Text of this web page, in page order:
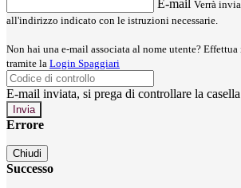
E-mail Verrà
all'indirizzo indicato con le istruzioni necessarie.
Non hai una e-mail associata al nome utente?
tramite la Login Spaggiari
E-mail inviata, si prega di controllare la
Errore
Chiudi
Successo